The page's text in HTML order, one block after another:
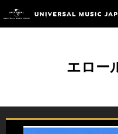
エロー